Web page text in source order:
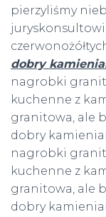
pierzyliśmy
dobry
nagrobki
kuchenne z
granitowa, ale
dobry
nagrobki
kuchenne z
granitowa, ale
dobry